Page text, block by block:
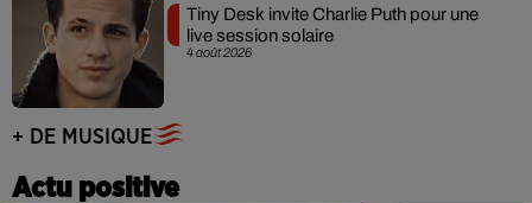
4 août 2026
Tiny Desk invite Charlie Puth pour une
live session solaire
+ DE MUSIQUE
Actu positive